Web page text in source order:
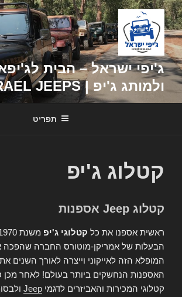
דילוג
לתוכן
ג'יפי ישראל – הבית
ולמותג ג'יפ | ISRAEL JEEPS
תפריט
קטלוג ג'יפ
קטלוג Jeep אספנות
ראשית אספנו את כל קטלוגי ג'יפ
הבעלות של אמריקן-מוטורס החברה שהפכה
המופלא הזה לאייקוני וייצרה לאורך השנים את
האספנות הנחשקים ביותר בעולם! לאחר מכן
קטלוגי המכירות והאביזרים לדגמי Jeep